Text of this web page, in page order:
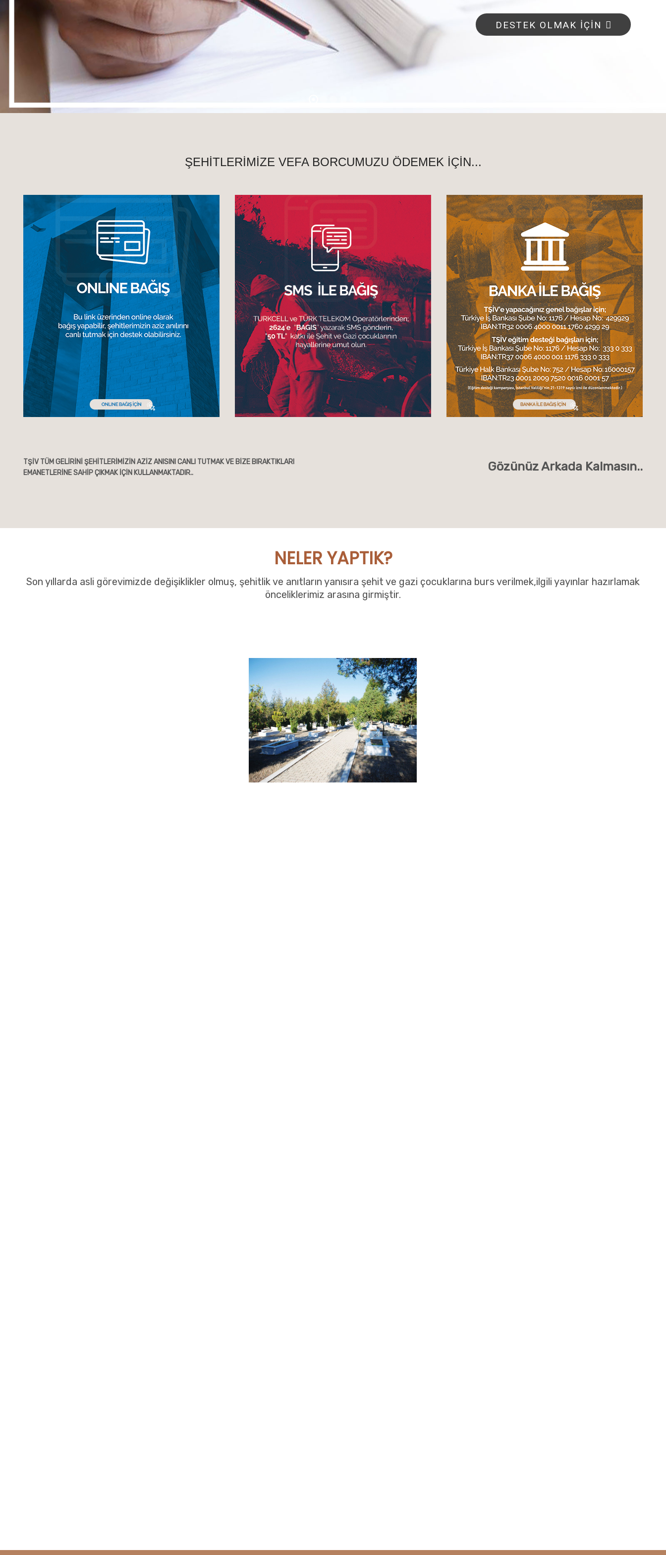
ŞEHİTLERİMİZE VEFA BORCUMUZU ÖDEMEK İÇİN...
TŞİV TÜM GELİRİNİ ŞEHİTLERİMİZİN AZİZ ANISINI CANLI TUTMAK VE BİZE BIRAKTIKLARI
EMANETLERİNE SAHİP ÇIKMAK İÇİN KULLANMAKTADIR..
Gözünüz Arkada Kalmasın..
NELER YAPTIK?
Son yıllarda asli görevimizde değişiklikler olmuş, şehitlik ve anıtların yanısıra şehit ve gazi çocuklarına burs verilmek,ilgili yayınlar hazırlamak
önceliklerimiz arasına girmiştir.